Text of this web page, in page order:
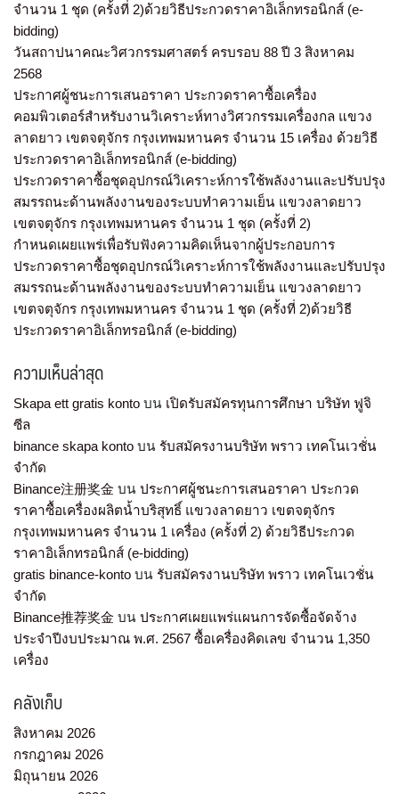
จำนวน 1 ชุด (ครั้งที่ 2)ด้วยวิธีประกวดราคาอิเล็กทรอนิกส์ (e-
bidding)
วันสถาปนาคณะวิศวกรรมศาสตร์ ครบรอบ 88 ปี 3 สิงหาคม
2568
ประกาศผู้ชนะการเสนอราคา ประกวดราคาซื้อเครื่อง
คอมพิวเตอร์สำหรับงานวิเคราะห์ทางวิศวกรรมเครื่องกล แขวง
ลาดยาว เขตจตุจักร กรุงเทพมหานคร จำนวน 15 เครื่อง ด้วยวิธี
ประกวดราคาอิเล็กทรอนิกส์ (e-bidding)
ประกวดราคาซื้อชุดอุปกรณ์วิเคราะห์การใช้พลังงานและปรับปรุง
สมรรถนะด้านพลังงานของระบบทำความเย็น แขวงลาดยาว
เขตจตุจักร กรุงเทพมหานคร จำนวน 1 ชุด (ครั้งที่ 2)
กำหนดเผยแพร่เพื่อรับฟังความคิดเห็นจากผู้ประกอบการ
ประกวดราคาซื้อชุดอุปกรณ์วิเคราะห์การใช้พลังงานและปรับปรุง
สมรรถนะด้านพลังงานของระบบทำความเย็น แขวงลาดยาว
เขตจตุจักร กรุงเทพมหานคร จำนวน 1 ชุด (ครั้งที่ 2)ด้วยวิธี
ประกวดราคาอิเล็กทรอนิกส์ (e-bidding)
ความเห็นล่าสุด
Skapa ett gratis konto บน เปิดรับสมัครทุนการศึกษา บริษัท ฟูจิ
ซีล
binance skapa konto บน รับสมัครงานบริษัท พราว เทคโนเวชั่น
จำกัด
Binance注册奖金 บน ประกาศผู้ชนะการเสนอราคา ประกวด
ราคาซื้อเครื่องผลิตน้ำบริสุทธิ์ แขวงลาดยาว เขตจตุจักร
กรุงเทพมหานคร จำนวน 1 เครื่อง (ครั้งที่ 2) ด้วยวิธีประกวด
ราคาอิเล็กทรอนิกส์ (e-bidding)
gratis binance-konto บน รับสมัครงานบริษัท พราว เทคโนเวชั่น
จำกัด
Binance推荐奖金 บน ประกาศเผยแพร่แผนการจัดซื้อจัดจ้าง
ประจำปีงบประมาณ พ.ศ. 2567 ซื้อเครื่องคิดเลข จำนวน 1,350
เครื่อง
คลังเก็บ
สิงหาคม 2026
กรกฎาคม 2026
มิถุนายน 2026